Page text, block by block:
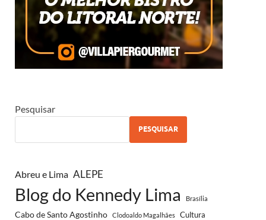
Pesquisar
PESQUISAR
Abreu e Lima ALEPE
Blog do Kennedy Lima Brasília
Cabo de Santo Agostinho Clodoaldo Magalhães Cultura